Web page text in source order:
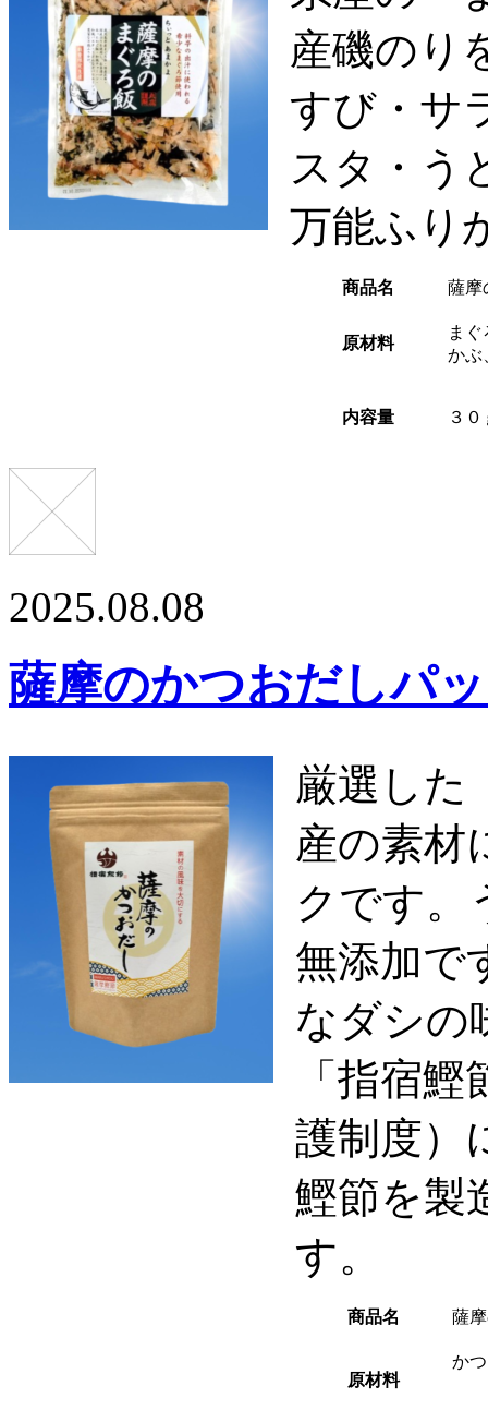
産磯のり
すび・サ
スタ・う
万能ふり
商品名 薩摩
原材料
ま
かぶ
内容量 ３０
2025.08.08
薩摩のかつおだしパ
厳選した
産の素材
クです。
無添加で
なダシの
「指宿
護制度）
鰹節を製
す。
商品名 薩
原材料
か